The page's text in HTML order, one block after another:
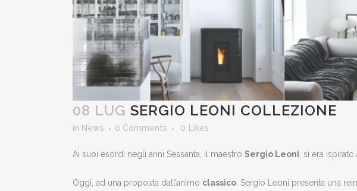
08 LUG SERGIO LEONI COLLEZIONE
in News 0 Comments 0 Likes
Ai suoi esordi negli anni Sessanta, il maestro Sergio Leoni , si era ispirato
Oggi, ad una proposta dall’animo classico , Sergio Leoni presenta una